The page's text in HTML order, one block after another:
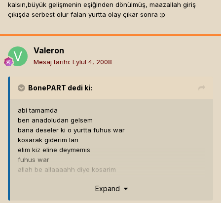
kalsın,büyük gelişmenin eşiğinden dönülmüş, maazallah giriş
çıkışda serbest olur falan yurtta olay çıkar sonra :p
Valeron
Mesaj tarihi: Eylül 4, 2008
BonePART dedi ki:
abi tamamda
ben anadoludan gelsem
bana deseler ki o yurtta fuhus war
kosarak giderim lan
elim kiz eline deymemis
fuhus war
allah be allaaaahh diye kosarim
Expand